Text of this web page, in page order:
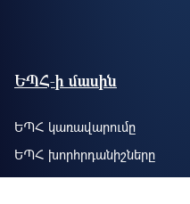
ԵՊՀ-ի մասին
ԵՊՀ կառավարումը
ԵՊՀ խորհրդանիշները